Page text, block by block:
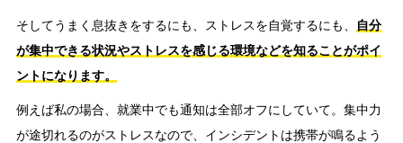
そしてうまく息抜きをするにも、ストレスを自覚するにも、
自分
が集中できる状況やストレスを感じる環境などを知ることがポイ
ントになります。
例えば私の場合、就業中でも通知は全部オフにしていて。集中力
が途切れるのがストレスなので、インシデントは携帯が鳴るよう